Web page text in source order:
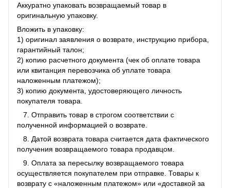
Аккуратно упаковать возвращаемый товар в
оригинальную упаковку.
Вложить в упаковку:
1) оригинал заявления о возврате, инструкцию прибора,
гарантийный талон;
2) копию расчетного документа (чек об оплате товара
или квитанция перевозчика об уплате товара
наложенным платежом);
3) копию документа, удостоверяющего личность
покупателя товара.
7. Отправить товар в строгом соответствии с
полученной информацией о возврате.
8. Датой возврата товара считается дата фактического
получения возвращаемого товара продавцом.
9. Оплата за пересылку возвращаемого товара
осуществляется покупателем при отправке. Товары к
возврату с «наложенным платежом» или «доставкой за